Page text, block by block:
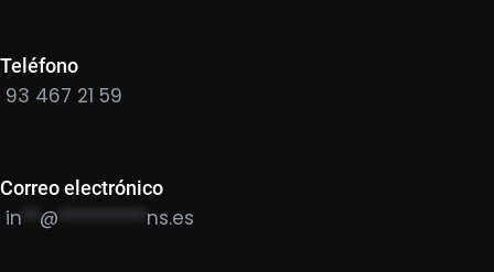
Teléfono
93 467 21 59
Correo electrónico
in @ ********** ns.es